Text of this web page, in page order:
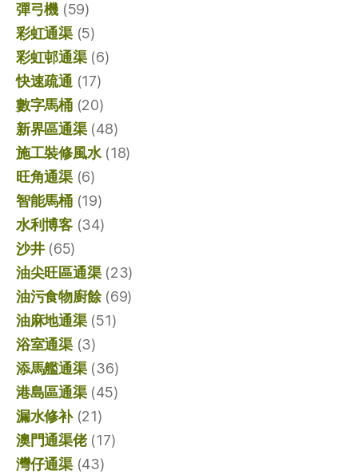
彈弓機 (59)
彩虹通渠(5)
彩虹邨通渠(6)
快速疏通 (17)
數字馬桶(20)
新界區通渠(48)
施工裝修風水(18)
旺角通渠(6)
智能馬桶(19)
水利博客(34)
沙井(65)
油尖旺區通渠(23)
油污食物廚餘(69)
油麻地通渠(51)
浴室通渠(3)
添馬艦通渠(36)
港島區通渠(45)
漏水修补(21)
澳門通渠佬(17)
灣仔通渠(43)